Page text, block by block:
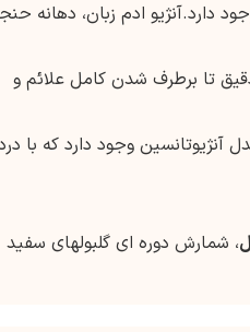
دارد.آنژیو ادم زبان، دهانه
تا برطرف شدن کامل علائم و
آنژیوتانسین وجود دارد که با
، شمارش دوره ای گلبولهای سفید